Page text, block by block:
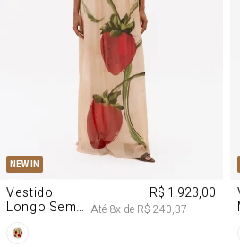
NEW IN
G
Vestido
Longo Sem
Chiffon
R$ 1.923,00
Até 8x de R$ 240,37